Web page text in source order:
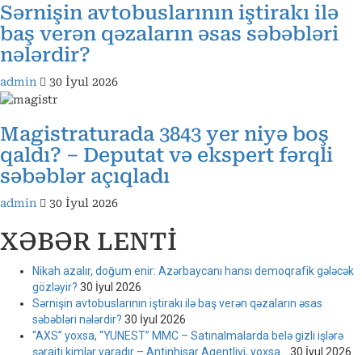
Sərnişin avtobuslarının iştirakı ilə
baş verən qəzaların əsas səbəbləri
nələrdir?
admin 30 İyul 2026
Magistraturada 3843 yer niyə boş
qaldı? – Deputat və ekspert fərqli
səbəblər açıqladı
admin 30 İyul 2026
XƏBƏR LENTİ
Nikah azalır, doğum enir: Azərbaycanı hansı demoqrafik gələcək
gözləyir? 30 İyul 2026
Sərnişin avtobuslarının iştirakı ilə baş verən qəzaların əsas
səbəbləri nələrdir? 30 İyul 2026
“AXS” yoxsa, “YUNEST” MMC – Satınalmalarda belə gizli işlərə
şəraiti kimlər yaradır – Antinhisar Agentliyi, yoxsa…
30 İyul 2026